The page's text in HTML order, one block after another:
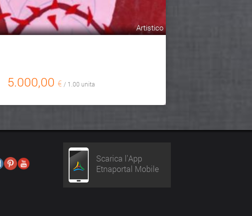
Artistico
5.000,00 € / 1.00 unita
Scarica l'App
Etnaportal Mobile